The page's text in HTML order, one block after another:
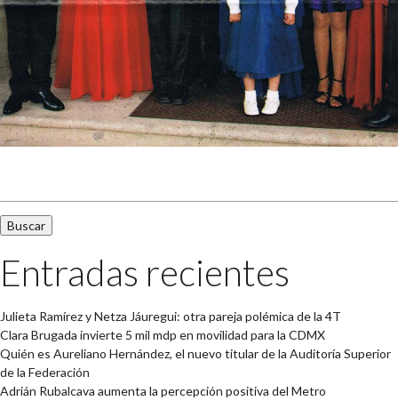
Entradas recientes
Julieta Ramírez y Netza Jáuregui: otra pareja polémica de la 4T
Clara Brugada invierte 5 mil mdp en movilidad para la CDMX
Quién es Aureliano Hernández, el nuevo titular de la Auditoría Superior
de la Federación
Adrián Rubalcava aumenta la percepción positiva del Metro